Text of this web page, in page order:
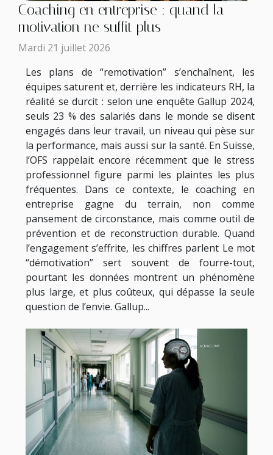
Coaching en entreprise : quand la
motivation ne suffit plus
Mardi 21 juillet 2026
Les plans de “remotivation” s’enchaînent, les
équipes saturent et, derrière les indicateurs RH, la
réalité se durcit : selon une enquête Gallup 2024,
seuls 23 % des salariés dans le monde se disent
engagés dans leur travail, un niveau qui pèse sur
la performance, mais aussi sur la santé. En Suisse,
l’OFS rappelait encore récemment que le stress
professionnel figure parmi les plaintes les plus
fréquentes. Dans ce contexte, le coaching en
entreprise gagne du terrain, non comme
pansement de circonstance, mais comme outil de
prévention et de reconstruction durable. Quand
l’engagement s’effrite, les chiffres parlent Le mot
“démotivation” sert souvent de fourre-tout,
pourtant les données montrent un phénomène
plus large, et plus coûteux, qui dépasse la seule
question de l’envie. Gallup...